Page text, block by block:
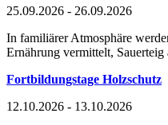
25.09.2026 - 26.09.2026
In familiärer Atmosphäre
Ernährung vermittelt,
Fortbildungstage Holzschutz
12.10.2026 - 13.10.2026